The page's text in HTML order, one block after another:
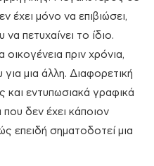
έχει μόνο να επιβιώσει,
πετυχαίνει το ίδιο.
πριν χρόνια,
για μια άλλη. Διαφορετική
και εντυπωσιακά γραφικά
που δεν έχει κάποιον
επειδή σηματοδοτεί μια